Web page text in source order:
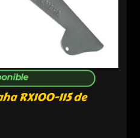
RX100-115 de